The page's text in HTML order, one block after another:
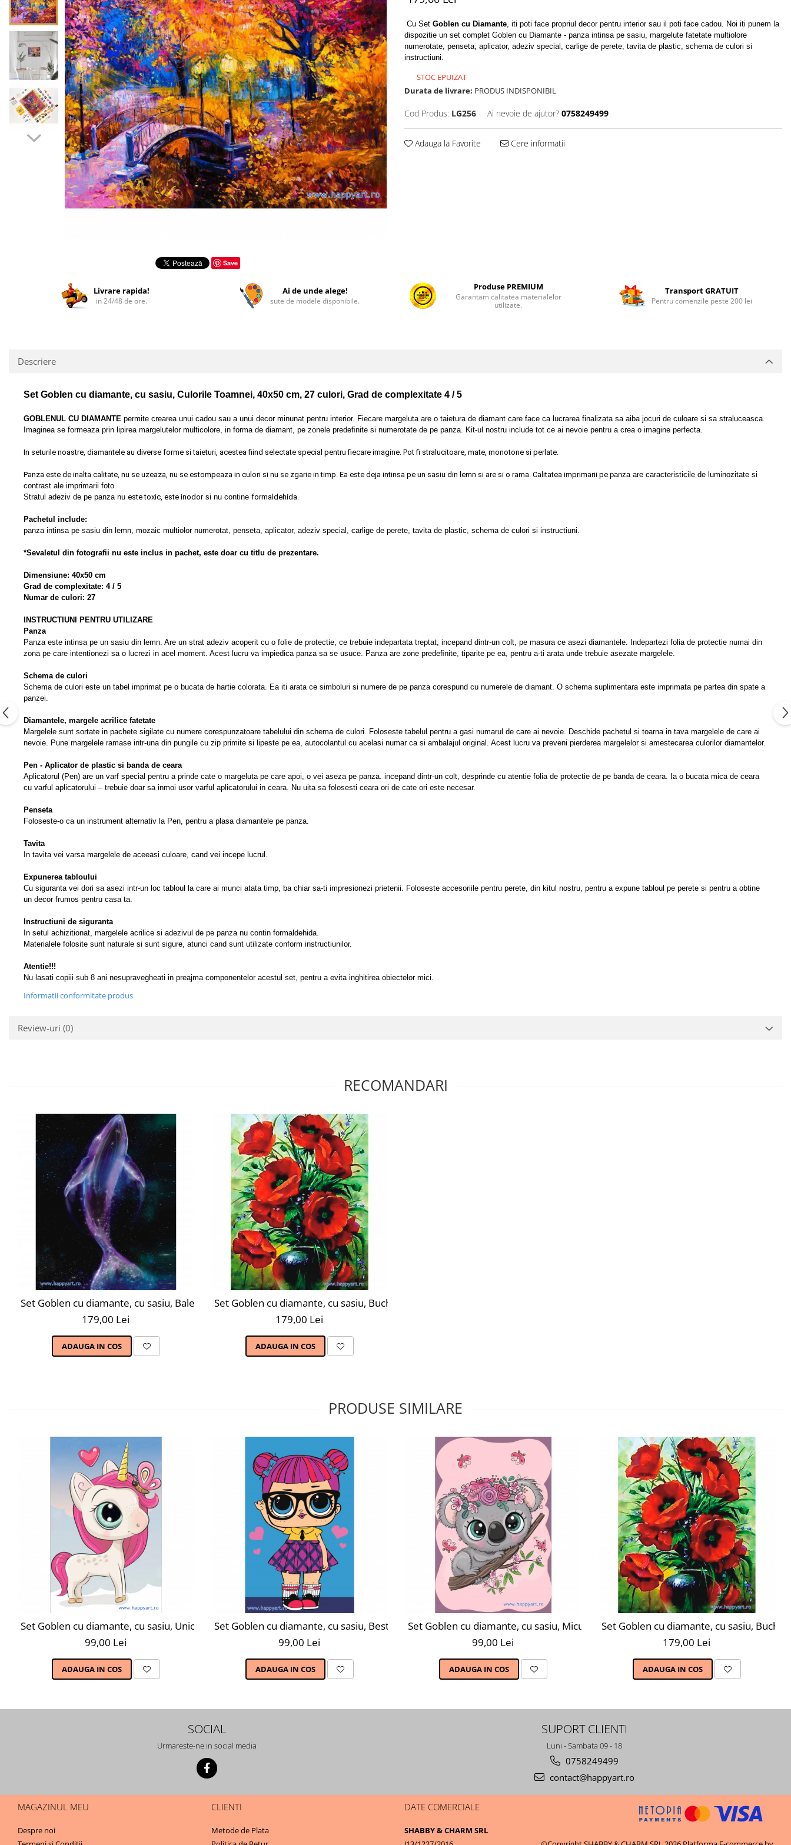
pe
Facebook
Save
Cu Set Goblen cu Diamante, iti poti face propriul decor pentru interior sau il poti face cadou. Noi iti punem la
dispozitie un set complet Goblen cu Diamante - panza intinsa pe sasiu, margelute fatetate multiolore
numerotate, penseta, aplicator, adeziv special, carlige de perete, tavita de plastic, schema de culori si
instructiuni.
STOC EPUIZAT
Durata de livrare: PRODUS INDISPONIBIL
Cod Produs: LG256 Ai nevoie de ajutor? 0758249499
Adauga la Favorite Cere informatii
Livrare rapida!
in 24/48 de ore.
Ai de unde alege!
sute de modele disponibile.
Produse PREMIUM
Garantam calitatea materialelor
utilizate.
Transport GRATUIT
Pentru comenzile peste 200 lei
Descriere
Set Goblen cu diamante, cu sasiu, Culorile Toamnei, 40x50 cm, 27 culori, Grad de complexitate 4 / 5
GOBLENUL CU DIAMANTE permite crearea unui cadou sau a unui decor minunat pentru interior. Fiecare margeluta are o taietura de diamant care face ca lucrarea finalizata sa aiba jocuri de culoare si sa straluceasca.
Imaginea se formeaza prin lipirea margelutelor multicolore, in forma de diamant, pe zonele predeﬁnite si numerotate de pe panza. Kit-ul nostru include tot ce ai nevoie pentru a crea o imagine perfecta.
In seturile noastre, diamantele au diverse forme si taieturi, acestea fiind selectate special pentru fiecare imagine. Pot fi stralucitoare, mate, monotone si perlate.
Panza este de inalta calitate, nu se uzeaza, nu se estompeaza in culori si nu se zgarie in timp. Ea este deja intinsa pe un sasiu din lemn si are si o rama. Calitatea imprimarii pe panza are caracteristicile de luminozitate si
contrast ale imprimarii foto.
Stratul adeziv de pe panza nu este toxic, este inodorsi nu contine formaldehida.
Pachetul include:
panza intinsa pe sasiu din lemn, mozaic multiolor numerotat, penseta, aplicator, adeziv special, carlige de perete, tavita de plastic, schema de culori si instructiuni.
*Sevaletul din fotografii nu este inclus in pachet, este doar cu titlu de prezentare.
Dimensiune: 40x50 cm
Grad de complexitate: 4 / 5
Numar de culori: 27
INSTRUCTIUNI PENTRU UTILIZARE
Panza
Panza este intinsa pe un sasiu din lemn. Are un strat adeziv acoperit cu o folie de protectie, ce trebuie indepartata treptat, incepand dintr-un colt, pe masura ce asezi diamantele. Indepartezi folia de protectie numai din
zona pe care intentionezi sa o lucrezi in acel moment. Acest lucru va impiedica panza sa se usuce. Panza are zone predeﬁnite, tiparite pe ea, pentru a-ti arata unde trebuie asezate margelele.
Schema de culori
Schema de culori este un tabel imprimat pe o bucata de hartie colorata. Ea iti arata ce simboluri si numere de pe panza corespund cu numerele de diamant. O schema suplimentara este imprimata pe partea din spate a
panzei.
Diamantele, margele acrilice fatetate
Margelele sunt sortate in pachete sigilate cu numere corespunzatoare tabelului din schema de culori. Foloseste tabelul pentru a gasi numarul de care ai nevoie. Deschide pachetul si toarna in tava margelele de care ai
nevoie. Pune margelele ramase intr-una din pungile cu zip primite si lipeste pe ea, autocolantul cu acelasi numar ca si ambalajul original. Acest lucru va preveni pierderea margelelor si amestecarea culorilor diamantelor.
Pen - Aplicator de plastic si banda de ceara
Aplicatorul (Pen) are un varf special pentru a prinde cate o margeluta pe care apoi, o vei aseza pe panza. incepand dintr-un colt, desprinde cu atentie folia de protectie de pe banda de ceara. Ia o bucata mica de ceara
cu varful aplicatorului – trebuie doar sa inmoi usor varful aplicatorului in ceara. Nu uita sa folosesti ceara ori de cate ori este necesar.
Penseta
Foloseste-o ca un instrument alternativ la Pen, pentru a plasa diamantele pe panza.
Tavita
In tavita vei varsa margelele de aceeasi culoare, cand vei incepe lucrul.
Expunerea tabloului
Cu siguranta vei dori sa asezi intr-un loc tabloul la care ai munci atata timp, ba chiar sa-ti impresionezi prietenii. Foloseste accesoriile pentru perete, din kitul nostru, pentru a expune tabloul pe perete si pentru a obtine
un decor frumos pentru casa ta.
Instructiuni de siguranta
In setul achizitionat, margelele acrilice si adezivul de pe panza nu contin formaldehida.
Materialele folosite sunt naturale si sunt sigure, atunci cand sunt utilizate conform instructiunilor.
Atentie!!!
Nu lasati copiii sub 8 ani nesupravegheati in preajma componentelor acestul set, pentru a evita inghitirea obiectelor mici.
Informatii conformitate produs
Review-uri (0)
RECOMANDARI
Set Goblen cu diamante, cu sasiu, Balena Spatiala, 40x50 cm, 20 culori
179,00 Lei
ADAUGA IN COS
Set Goblen cu diamante, cu sasiu, Buchet de Maci, 40x50 cm, 27 culori
179,00 Lei
ADAUGA IN COS
PRODUSE SIMILARE
Set Goblen cu diamante, cu sasiu, Unicorn Magic, 20x30 cm, 14 culori
99,00 Lei
ADAUGA IN COS
Set Goblen cu diamante, cu sasiu, Best Friend, 20x30 cm, 9 culori
99,00 Lei
ADAUGA IN COS
Set Goblen cu diamante, cu sasiu, Micul Koala, 20x30 cm, 12 culori
99,00 Lei
ADAUGA IN COS
Set Goblen cu diamante, cu sasiu,
179,00 Lei
ADAUGA IN COS
SOCIAL
Urmareste-ne in social media
SUPORT CLIENTI
Luni - Sambata 09 - 18
0758249499
contact@happyart.ro
MAGAZINUL MEU
Despre noi
CLIENTI
Metode de Plata
DATE COMERCIALE
SHABBY & CHARM SRL